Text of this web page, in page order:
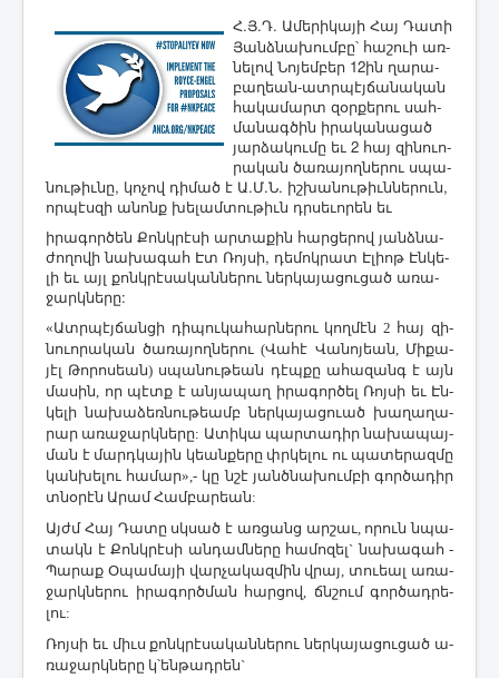
Հ.Յ.Դ. Ա­մե­րի­կա­յի ­Հայ ­Դա­տի
­Յանձ­նա­խում­բը՝ հա­շո­ւի առ­
նե­լով ­Նո­յեմ­բեր 12ին ղա­րա­
բա­ղեան-ատր­պէյ­ճա­նա­կան
հա­կա­մարտ զօր­քե­րու սահ­
մա­նագ­ծին ի­րա­կա­նա­ցած
յար­ձա­կու­մը եւ 2 հայ զի­նո­ւո­
րա­կան ծա­ռա­յող­նե­րու սպա­
նու­թիւ­նը, կո­չով դի­մած է Ա.Մ.Ն. իշ­խա­նու­թիւն­նե­րուն,
որ­պէս­զի ա­նոնք խե­լամ­տու­թիւն դրսե­ւո­րեն եւ
ի­րա­գոր­ծեն ­Քոնկ­րէ­սի ար­տա­քին հար­ցե­րով յանձ­նա­
ժո­ղո­վի նա­խա­գահ Էտ ­Ռոյ­սի, դե­մոկ­րատ Է­լիոթ Էն­կե­
լի եւ այլ քոնկ­րէ­սա­կան­նե­րու ներ­կա­յա­ցու­ցած ա­ռա­
ջարկ­նե­րը:
«Ատր­պէյ­ճան­ցի դի­պու­կա­հար­նե­րու կող­մէն 2 հայ զի­
նո­ւո­րա­կան ծա­ռա­յող­նե­րու (­Վա­հէ ­Վա­նո­յեան, ­Մի­քա­
յէլ ­Թո­րո­սեան) սպա­նու­թեան դէպ­քը ա­հա­զանգ է այն
մա­սին, որ պէտք է ան­յա­պաղ ի­րա­գոր­ծել ­Ռոյ­սի եւ Էն­
կե­լի նա­խա­ձեռ­նու­թեամբ ներ­կա­յա­ցո­ւած խա­ղա­ղա­
րար ա­ռա­ջարկ­նե­րը: Ա­տի­կա պար­տա­դիր նա­խա­պայ­
ման է մարդ­կա­յին կեան­քե­րը փրկե­լու ու պա­տե­րազ­մը
կան­խե­լու հա­մար»,- կը նշէ յանծ­նա­խում­բի գոր­ծա­դիր
տնօ­րէն Ա­րամ ­Համ­բա­րեան:
Այժմ ­Հայ ­Դա­տը սկսած է առ­ցանց ար­շաւ, ո­րուն նպա­
տակն է ­Քոնկ­րէ­սի ան­դամ­նե­րը հա­մո­զել` նա­խա­գահ ­
Պա­րաք Օ­պա­մա­յի վար­չա­կազ­մին վրայ, տո­ւեալ ա­ռա­
ջարկ­նե­րու ի­րա­գործ­ման հար­ցով, ճնշում գոր­ծադ­րե­
լու:
­Ռոյ­սի եւ միւս քոնկ­րէ­սա­կան­նե­րու ներ­կա­յա­ցու­ցած ա­
ռա­ջարկ­նե­րը կ­՝են­թադ­րեն`